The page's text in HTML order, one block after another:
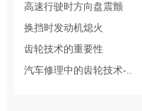
高速行驶时方向盘震颤
换挡时发动机熄火
齿轮技术的重要性
汽车修理中的齿轮技术-..